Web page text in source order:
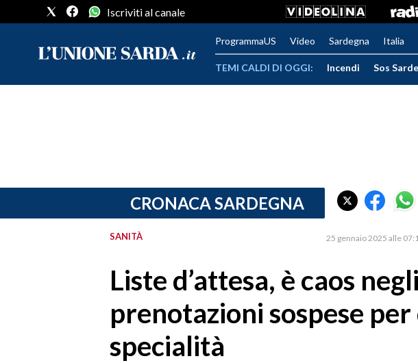
PROVINCIA DI CAGLIARI
Iscriviti al canale
ProgrammaUS Video Sardegna Italia
TEMI CALDI DI OGGI: Incendi Sos
CRONACA SARDEGNA
SANITÀ 25 gennaio 2025 alle
Liste d’attesa, è caos
prenotazioni sospese
specialità